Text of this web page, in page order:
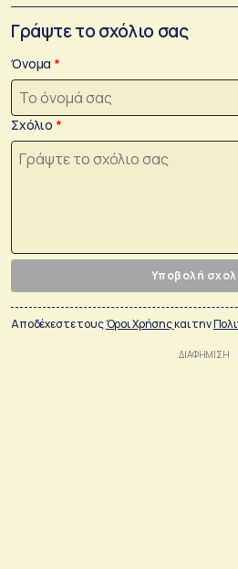
Γράψτε το σχόλιο σας
Όνομα
Σχόλιο
Υποβολή
Αποδέχεστε τουςΌροι Χρήσηςκαι την